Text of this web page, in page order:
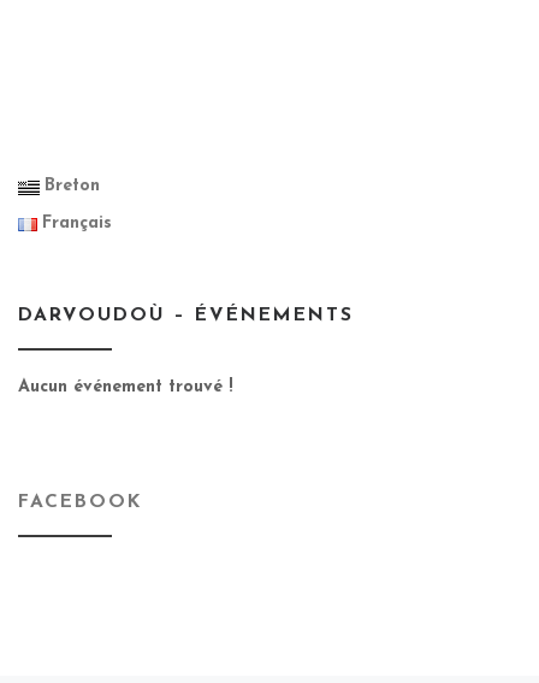
Breton
Français
DARVOUDOÙ – ÉVÉNEMENTS
Aucun événement trouvé !
FACEBOOK